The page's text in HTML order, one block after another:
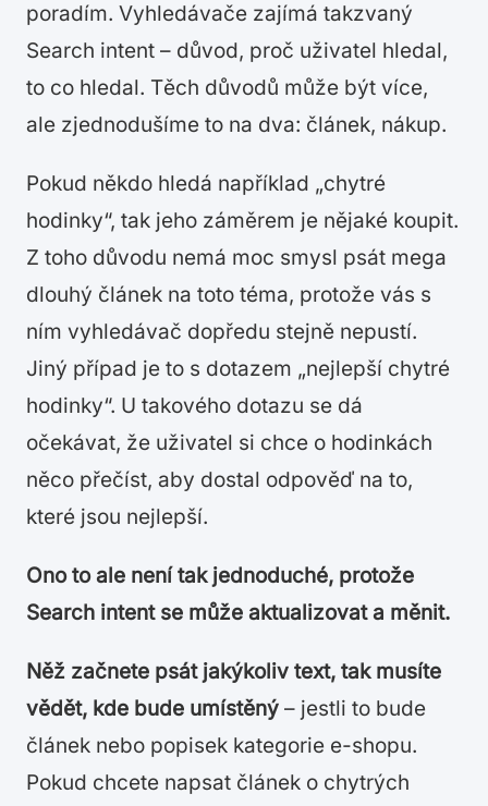
poradím. Vyhledávače zajímá takzvaný
Search intent – důvod, proč uživatel hledal,
to co hledal. Těch důvodů může být více,
ale zjednodušíme to na dva: článek, nákup.
Pokud někdo hledá například „chytré
hodinky“, tak jeho záměrem je nějaké koupit.
Z toho důvodu nemá moc smysl psát mega
dlouhý článek na toto téma, protože vás s
ním vyhledávač dopředu stejně nepustí.
Jiný případ je to s dotazem „nejlepší chytré
hodinky“. U takového dotazu se dá
očekávat, že uživatel si chce o hodinkách
něco přečíst, aby dostal odpověď na to,
které jsou nejlepší.
Ono to ale není tak jednoduché, protože
Search intent se může aktualizovat a měnit.
Něž začnete psát jakýkoliv text, tak musíte
vědět, kde bude umístěný – jestli to bude
článek nebo popisek kategorie e-shopu.
Pokud chcete napsat článek o chytrých